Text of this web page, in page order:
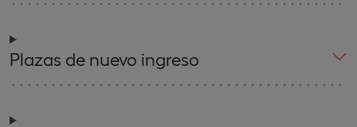
Plazas de nuevo ingreso